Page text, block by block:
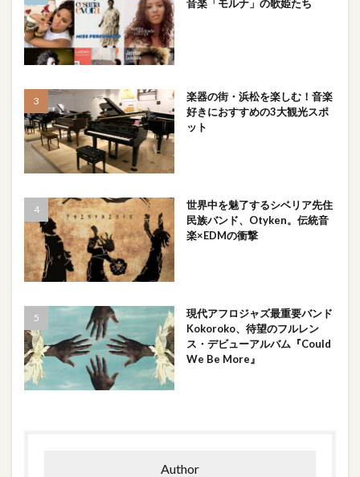
音楽「モルナ」の歌姫たち
楽器の街・浜松を楽しむ！音楽
好きにおすすめの3大観光スポ
ット
世界中を魅了するシベリア先住
民族バンド、Otyken。伝統音
楽×EDMの衝撃
現代アフロジャズ最重要バンド
Kokoroko、待望のフルレン
ス・デビューアルバム『Could
We Be More』
Author